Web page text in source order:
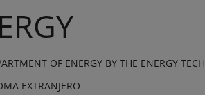
OF ENERGY BY THE ENERGY
EXTRANJERO